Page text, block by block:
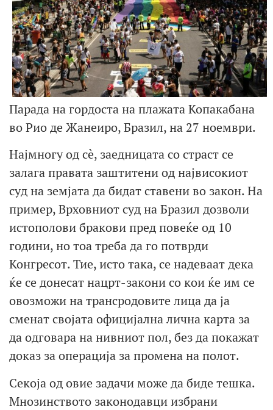
Парада на гордоста на плажата Копакабана
во Рио де Жанеиро, Бразил, на 27 ноември.
Најмногу од сè, заедницата со страст се
залага правата заштитени од највисокиот
суд на земјата да бидат ставени во закон. На
пример, Врховниот суд на Бразил дозволи
истополови бракови пред повеќе од 10
години, но тоа треба да го потврди
Конгресот. Тие, исто така, се надеваат дека
ќе се донесат нацрт-закони со кои ќе им се
овозможи на трансродовите лица да ја
сменат својата официјална лична карта за
да одговара на нивниот пол, без да покажат
доказ за операција за промена на полот.
Секоја од овие задачи може да биде тешка.
Мнозинството законодавци избрани